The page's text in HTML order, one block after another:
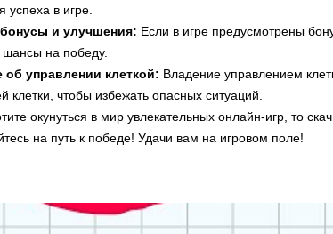
успеха в игре.
и улучшения: Если в игре предусмотрены
шансы на победу.
об управлении клеткой: Владение управлением
клетки, чтобы избежать опасных ситуаций.
окунуться в мир увлекательных онлайн-игр, то
на путь к победе! Удачи вам на игровом поле!